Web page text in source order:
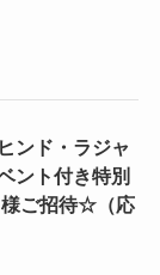
ンド・ラジャ
ント付き特別
ご招待☆（応